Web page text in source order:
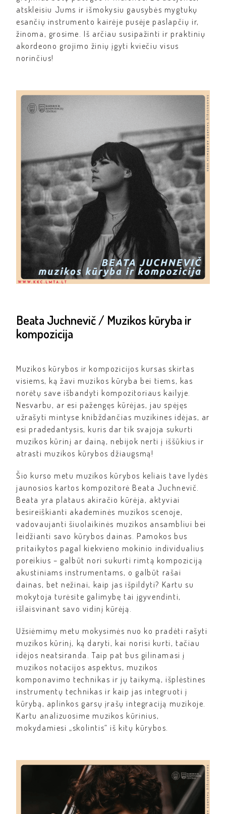
atskleisiu Jums ir išmokysiu gausybės mygtukų
esančių instrumento kairėje pusėje paslapčių ir,
žinoma, grosime. Iš arčiau susipažinti ir praktinių
akordeono grojimo žinių įgyti kviečiu visus
norinčius!
Beata Juchnevič / Muzikos kūryba ir
kompozicija
Muzikos kūrybos ir kompozicijos kursas skirtas
visiems, ką žavi muzikos kūryba bei tiems, kas
norėtų save išbandyti kompozitoriaus kailyje.
Nesvarbu, ar esi pažengęs kūrėjas, jau spėjęs
užrašyti mintyse knibždančias muzikines idėjas, ar
esi pradedantysis, kuris dar tik svajoja sukurti
muzikos kūrinį ar dainą, nebijok nerti į iššūkius ir
atrasti muzikos kūrybos džiaugsmą!
Šio kurso metu muzikos kūrybos keliais tave lydės
jaunosios kartos kompozitorė Beata Juchnevič.
Beata yra plataus akiračio kūrėja, aktyviai
besireiškianti akademinės muzikos scenoje,
vadovaujanti šiuolaikinės muzikos ansambliui bei
leidžianti savo kūrybos dainas. Pamokos bus
pritaikytos pagal kiekvieno mokinio individualius
poreikius – galbūt nori sukurti rimtą kompoziciją
akustiniams instrumentams, o galbūt rašai
dainas, bet nežinai, kaip jas išpildyti? Kartu su
mokytoja turėsite galimybę tai įgyvendinti,
išlaisvinant savo vidinį kūrėją.
Užsiėmimų metu mokysimės nuo ko pradėti rašyti
muzikos kūrinį, ką daryti, kai norisi kurti, tačiau
idėjos neatsiranda. Taip pat bus gilinamasi į
muzikos notacijos aspektus, muzikos
komponavimo technikas ir jų taikymą, išplėstines
instrumentų technikas ir kaip jas integruoti į
kūrybą, aplinkos garsų įrašų integraciją muzikoje.
Kartu analizuosime muzikos kūrinius,
mokydamiesi „skolintis“ iš kitų kūrybos.